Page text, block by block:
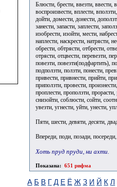
Блюсти, брести, ввезти, ввести,
воспроизвести, вплести,
дойти, домести, донести,
занести, запасти, заплести,
изобрести, изойти, мести,
наплести, наскрести, натрясти,
обрести, обтрясти, отбрести,
отрясти, отцвести, перевезти,
повезти, повезти(подфартить),
подползти, ползти, понести,
привести, привнести, прийти,
приползти, провести,
проплести, проползти, прорасти,
снизойти, соблюсти, сойти,
увезти, угнести, уйти, унести,
Пяти, шести, девяти, десяти,
Впереди, поди, позади,
Хоть пруд пруди, ни ахти.
Показана: 651 рифма
А Б В Г Д Е Ё Ж З И Й К Л